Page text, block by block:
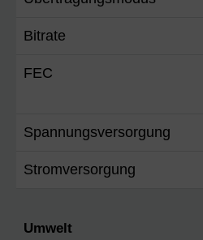
Bitrate
FEC
Spannungsversorgung
Stromversorgung
Umwelt